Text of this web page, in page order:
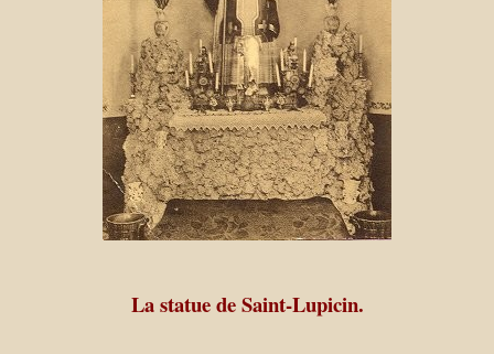
La statue de Saint-Lupicin.